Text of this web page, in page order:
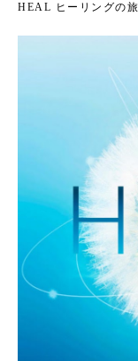
HEAL ヒーリングの